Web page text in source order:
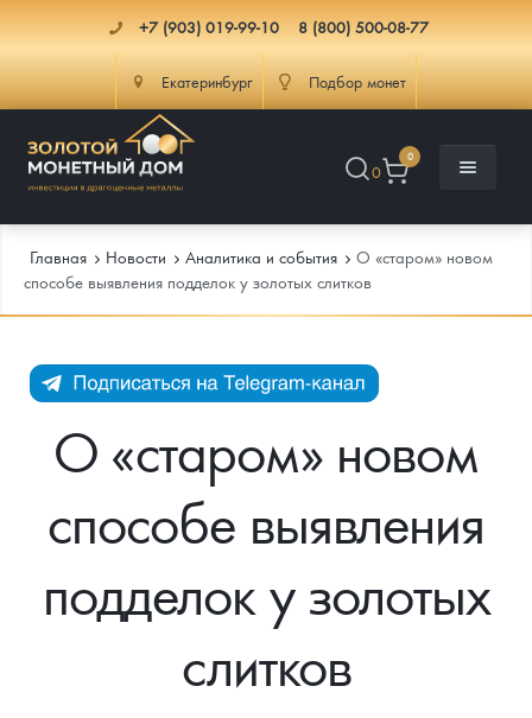
+7 (903) 019-99-10 8 (800) 500-08-77
Екатеринбург Подбор монет
0
0
Каталог Монет
Инвестиционные монеты
Монеты Россия и СССР
Памятные и старинные монеты
Монеты Царской России
Монеты стран мира после 1950г
Георгий Победоносец
Инфо
Как сделать заказ
Гарантии
Доставка
Информация
Аналитика и события
Итоги 2025 года. Прогноз курсов золота, серебра, платины на
Котировки
Главная Новости Аналитика и события
О «старом» новом
способе выявления подделок у золотых слитков
О «старом» новом
способе выявления
подделок у золотых
слитков